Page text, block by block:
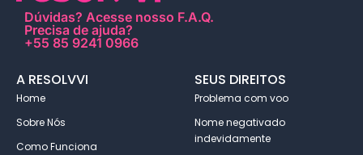
Dúvidas? Acesse nosso F.A.Q.
Precisa de ajuda?
+55 85 9241 0966
A RESOLVVI
Home
Sobre Nós
Como Funciona
SEUS DIREITOS
Problema com voo
Nome negativado
indevidamente